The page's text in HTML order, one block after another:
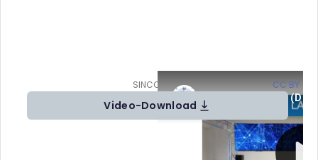
SINCOE Video 1 (DE) von SINCOE ( CC BY
Video-Download